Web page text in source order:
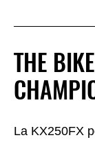
THE
La KX250FX